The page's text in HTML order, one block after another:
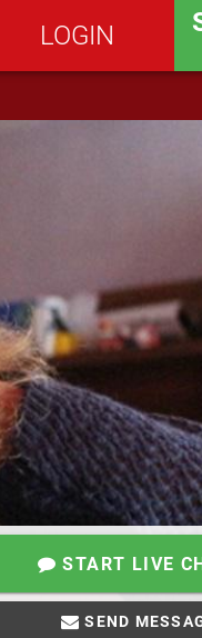
LOGIN
SEND
START LIVE
SEND